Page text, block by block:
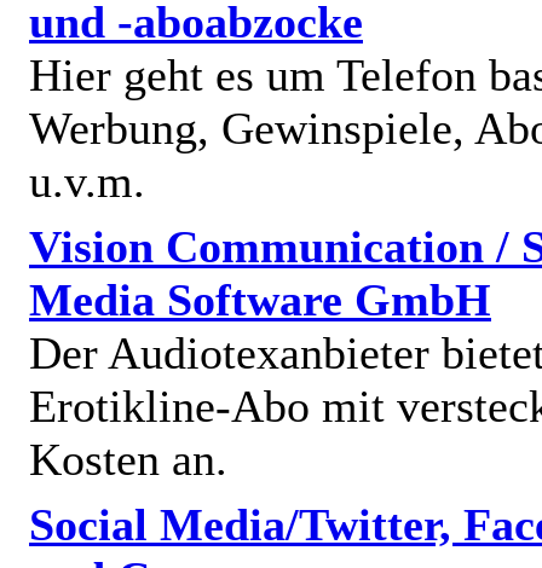
und -aboabzocke
Hier geht es um Telefon
Werbung, Gewinspiele,
u.v.m.
Vision Communication /
Media Software GmbH
Der Audiotexanbieter
Erotikline-Abo mit
Kosten an.
Social Media/Twitter,